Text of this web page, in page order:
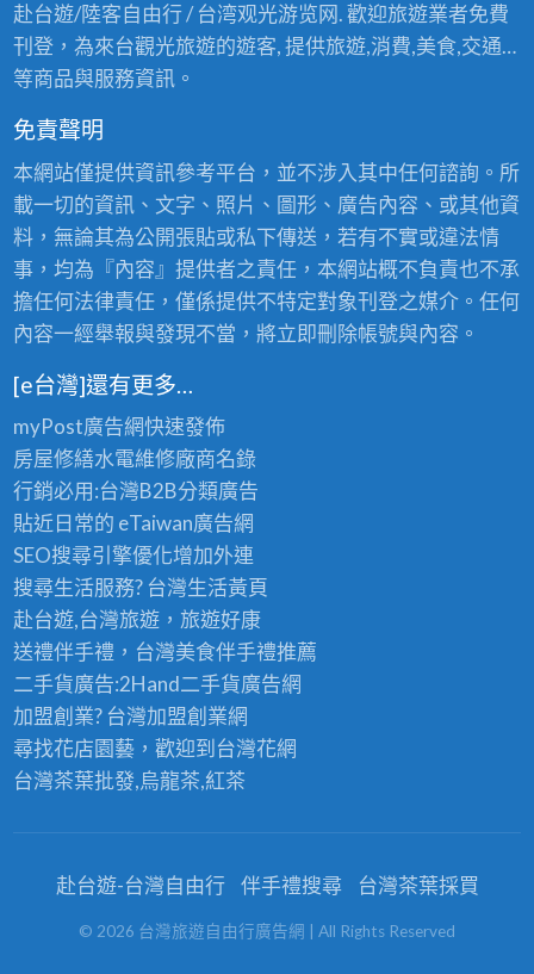
赴台遊/陸客自由行 / 台湾观光游览网. 歡迎旅遊業者免費
刊登，為來台觀光旅遊的遊客, 提供旅遊,消費,美食,交通…
等商品與服務資訊。
免責聲明
本網站僅提供資訊參考平台，並不涉入其中任何諮詢。所
載一切的資訊、文字、照片、圖形、廣告內容、或其他資
料，無論其為公開張貼或私下傳送，若有不實或違法情
事，均為『內容』提供者之責任，本網站概不負責也不承
擔任何法律責任，僅係提供不特定對象刊登之媒介。任何
內容一經舉報與發現不當，將立即刪除帳號與內容。
[e台灣]還有更多…
myPost廣告網快速發佈
房屋修繕水電維修廠商名錄
行銷必用:台灣B2B分類廣告
貼近日常的 eTaiwan廣告網
SEO搜尋引擎優化增加外連
搜尋生活服務? 台灣生活黃頁
赴台遊,台灣旅遊，旅遊好康
送禮伴手禮，台灣美食伴手禮推薦
二手貨廣告:2Hand二手貨廣告網
加盟創業? 台灣加盟創業網
尋找花店園藝，歡迎到 台灣花網
台灣茶葉批發,烏龍茶,紅茶
赴台遊-台灣自由行 伴手禮搜尋 台灣茶葉採買
© 2026 台灣旅遊自由行廣告網 | All Rights Reserved